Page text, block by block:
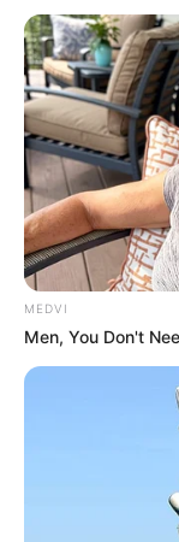
MEDVI
Men, You Don't